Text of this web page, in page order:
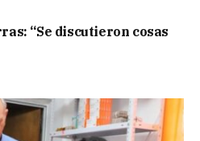
“Se discutieron cosas